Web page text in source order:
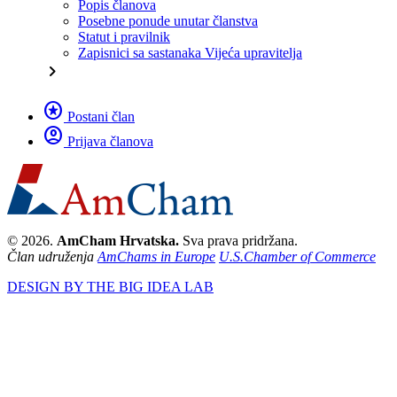
Popis članova
Posebne ponude unutar članstva
Statut i pravilnik
Zapisnici sa sastanaka Vijeća upravitelja
chevron_right
stars Postani član
account_circle Prijava članova
© 2026. AmCham Hrvatska. Sva prava pridržana.
Član udruženja AmChams in Europe U.S.Chamber of Commerce
DESIGN BY THE BIG IDEA LAB